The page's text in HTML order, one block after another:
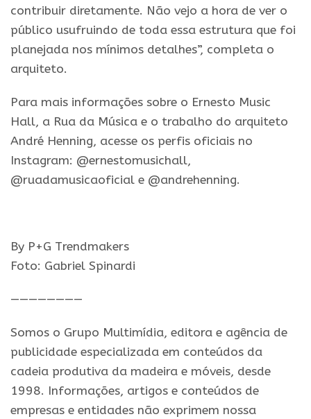
contribuir diretamente. Não vejo a hora de ver o
público usufruindo de toda essa estrutura que foi
planejada nos mínimos detalhes”, completa o
arquiteto.
Para mais informações sobre o Ernesto Music
Hall, a Rua da Música e o trabalho do arquiteto
André Henning, acesse os perfis oficiais no
Instagram: @ernestomusichall,
@ruadamusicaoficial e @andrehenning.
By P+G Trendmakers
Foto: Gabriel Spinardi
————————
Somos o Grupo Multimídia, editora e agência de
publicidade especializada em conteúdos da
cadeia produtiva da madeira e móveis, desde
1998. Informações, artigos e conteúdos de
empresas e entidades não exprimem nossa